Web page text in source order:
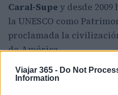
Viajar 365 - Do Not
Information
Caral-Supe y desde
la UNESCO como
proclamada la
de América.